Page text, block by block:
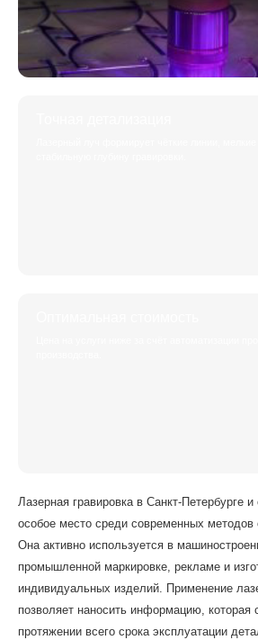
Лазерная гравировка в Санкт-Петербурге
особое место среди современных методов
Она активно используется в
промышленной маркировке, рекламе и
индивидуальных изделий. Применение
позволяет наносить информацию, которая
протяжении всего срока эксплуатации